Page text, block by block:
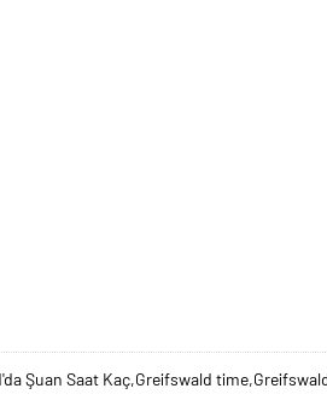
Şuan Saat Kaç,Greifswald